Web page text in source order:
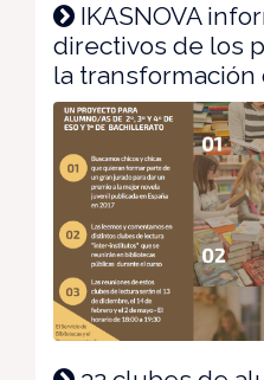
IKASNOVA
directivos de los
la transformación